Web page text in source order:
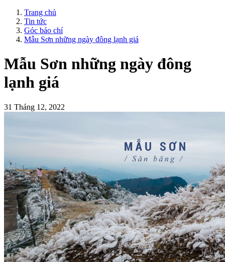
Trang chủ
Tin tức
Góc báo chí
Mẫu Sơn những ngày đông lạnh giá
Mẫu Sơn những ngày đông
lạnh giá
31 Tháng 12, 2022